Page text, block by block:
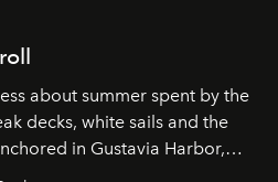
about summer spent by the
decks, white sails and the
in Gustavia Harbor,
natural expression.